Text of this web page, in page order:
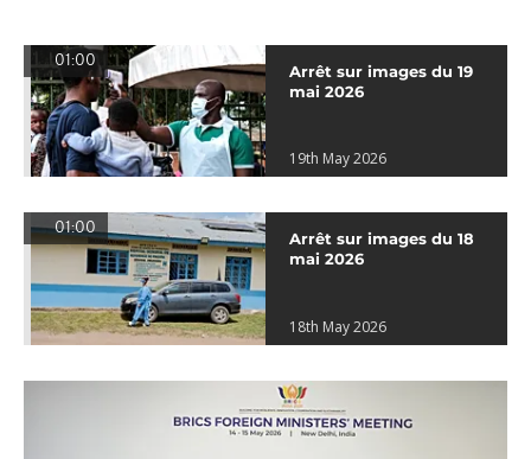
01:00
Arrêt sur images du 19
mai 2026
19th May 2026
01:00
Arrêt sur images du 18
mai 2026
18th May 2026